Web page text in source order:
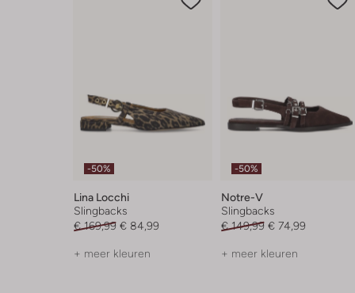
-50%
Lina Locchi
Slingbacks
€ 169,99 € 84,99
+ meer kleuren
-50%
Notre-V
Slingbacks
€ 149,99 € 74,99
+ meer kleuren